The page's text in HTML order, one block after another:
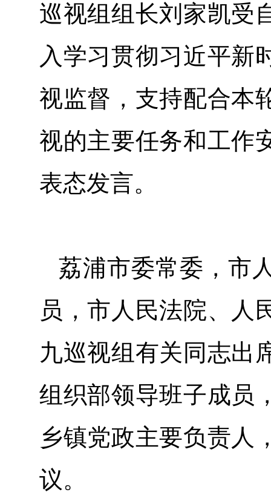
巡视组组长刘家凯受
入学习贯彻习近平新
视监督，支持配合本
视的主要任务和工作
表态发言。
荔浦市委常委，市
员，市人民法院、人
九巡视组有关同志出
组织部领导班子成员
乡镇党政主要负责人
议。